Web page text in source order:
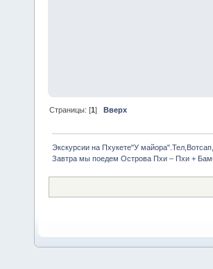
Страницы: [1]Вверх
Экскурсии на Пхукете"У
Завтра мы поедем Острова Пхи – Пхи +